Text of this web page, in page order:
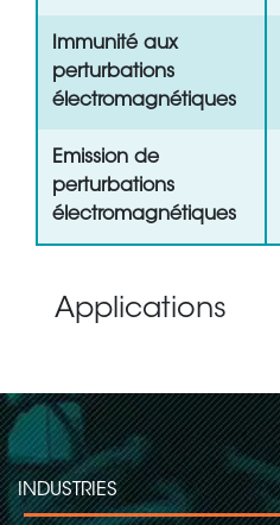
Immunité aux
perturbations
électromagnétiques
Emission de
perturbations
électromagnétiques
Applications
INDUSTRIES